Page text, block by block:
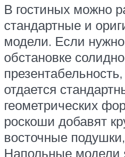
В гостиных можно
стандартные и
модели. Если
обстановке
отдается
геометрических
роскоши добавят
восточные
Напольные модели